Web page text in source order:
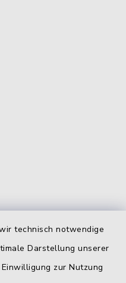
technisch notwendige
Darstellung unserer
zur Nutzung